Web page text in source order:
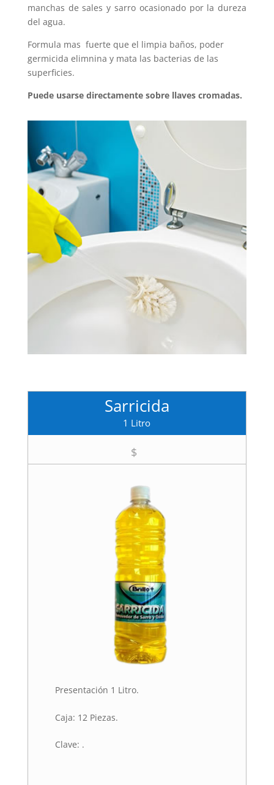
manchas de sales y sarro ocasionado por la dureza
del agua.
Formula mas fuerte que el limpia baños, poder
germicida elimnina y mata las bacterias de las
superficies.
Puede usarse directamente sobre llaves cromadas.
Sarricida
1 Litro
$
Presentación 1 Litro.
Caja: 12 Piezas.
Clave: .